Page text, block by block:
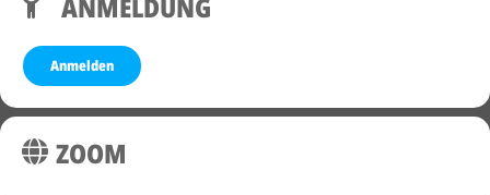
ANMELDUNG
Anmelden
ZOOM